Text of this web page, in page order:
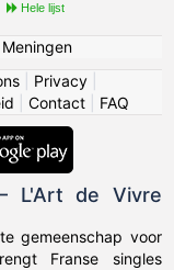
Hele lijst
Meningen
Privacy
Contact FAQ
L'Art de Vivre
gemeenschap voor
Franse singles